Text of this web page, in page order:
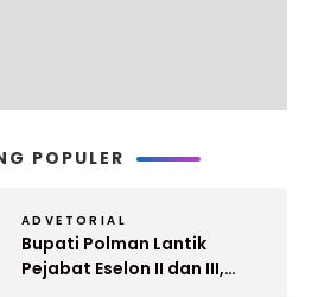
POPULER
ADVETORIAL
Bupati Polman Lantik
Pejabat Eselon II dan III,